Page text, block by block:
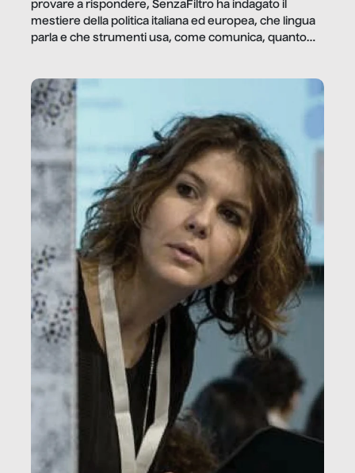
provare a rispondere, SenzaFiltro ha indagato il
mestiere della politica italiana ed europea, che lingua
parla e che strumenti usa, come comunica, quanto